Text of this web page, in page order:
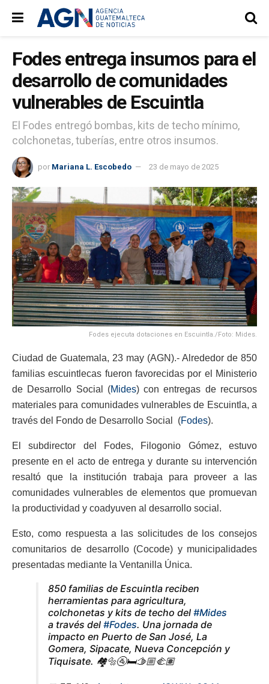
Fodes entrega insumos para el
desarrollo de comunidades
vulnerables de Escuintla
El Fodes entregó bombas, kits de techo mínimo,
colchonetas, tuberías, entre otros insumos.
por Mariana L. Escobedo 23 de mayo de 2025
Fodes ejecuta dotaciones en Escuintla./Foto: Mides.
Ciudad de Guatemala, 23 may (AGN).- Alrededor de 850
familias escuintlecas fueron favorecidas por el Ministerio
de Desarrollo Social (Mides) con entregas de recursos
materiales para comunidades vulnerables de Escuintla, a
través del Fondo de Desarrollo Social (Fodes).
El subdirector del Fodes, Filogonio Gómez, estuvo
presente en el acto de entrega y durante su intervención
resaltó que la institución trabaja para proveer a las
comunidades vulnerables de elementos que promuevan
la productividad y coadyuven al desarrollo social.
Esto, como respuesta a las solicitudes de los consejos
comunitarios de desarrollo (Cocode) y municipalidades
presentadas mediante la Ventanilla Única.
850 familias de Escuintla reciben
herramientas para agricultura,
colchonetas y kits de techo del #Mides
a través del #Fodes. Una jornada de
impacto en Puerto de San José, La
Gomera, Sipacate, Nueva Concepción y
Tiquisate. 🏘️🔩🚰🛏️🫱🏼‍🫲🏽